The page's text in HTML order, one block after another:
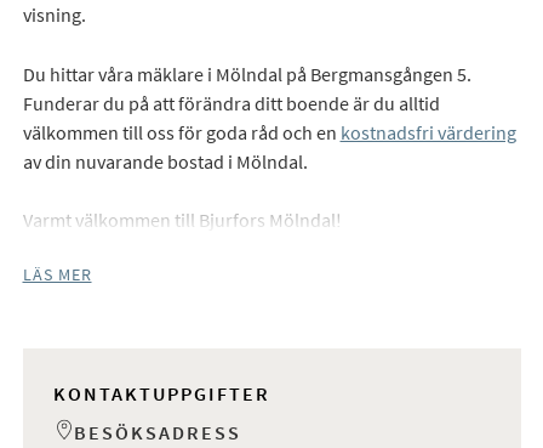
visning.
Du hittar våra mäklare i Mölndal på Bergmansgången 5.
Funderar du på att förändra ditt boende är du alltid
välkommen till oss för goda råd och en kostnadsfri värdering
av din nuvarande bostad i Mölndal.
Varmt välkommen till Bjurfors Mölndal!
LÄS MER
KONTAKTUPPGIFTER
BESÖKSADRESS